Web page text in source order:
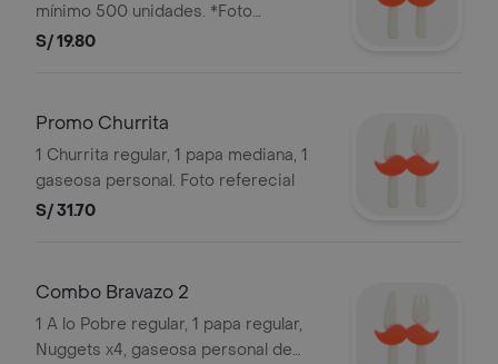
mínimo 500 unidades. *Foto
referencial*. Bembos s.a.c ruc
S/ 19.80
Promo Churrita
1 Churrita regular, 1 papa mediana, 1
gaseosa personal. Foto referecial
S/ 31.70
Combo Bravazo 2
1 A lo Pobre regular, 1 papa regular,
Nuggets x4, gaseosa personal de